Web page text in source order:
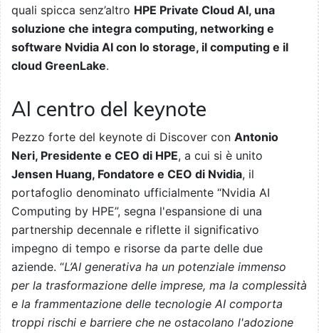
quali spicca senz’altro HPE Private Cloud AI, una
soluzione che integra computing, networking e
software Nvidia AI con lo storage, il computing e il
cloud GreenLake.
Al centro del keynote
Pezzo forte del keynote di Discover con Antonio
Neri, Presidente e CEO di HPE, a cui si è unito
Jensen Huang, Fondatore e CEO di Nvidia, il
portafoglio denominato ufficialmente “Nvidia AI
Computing by HPE”, segna l'espansione di una
partnership decennale e riflette il significativo
impegno di tempo e risorse da parte delle due
aziende. “L’AI generativa ha un potenziale immenso
per la trasformazione delle imprese, ma la complessità
e la frammentazione delle tecnologie AI comporta
troppi rischi e barriere che ne ostacolano l'adozione